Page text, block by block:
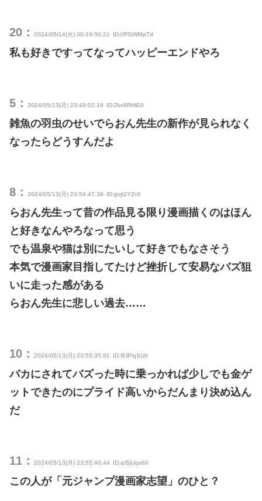
20： 2024/05/14(火) 00:19:50.21 ID:0FGWf9pTd
私も好きですってなってハッピーエンドやろ
5： 2024/05/13(月) 23:49:02.19 ID:Zkv8RHlE0
雑魚の羽虫のせいでらおん先生の新作が見られなく
なったらどうすんだよ
8： 2024/05/13(月) 23:54:47.38 ID:gvjt2Y2c0
らおん先生って昔の作品見る限り漫画描くのはほん
と好きなんやろなって思う
でも温泉や猫は別にたいして好きでもなさそう
本気で漫画家目指してたけど挫折して安易なバズ狙
いに走った感がある
らおん先生に悲しい過去……
10： 2024/05/13(月) 23:55:35.61 ID:fElPiqSU0
バカにされてバズった時に乗っかれば少しでも金ゲ
ットできたのにプライド高いからだんまり決め込ん
だ
11： 2024/05/13(月) 23:55:40.44 ID:q/BjUqv60
この人が「元ジャンプ漫画家志望」のひと？